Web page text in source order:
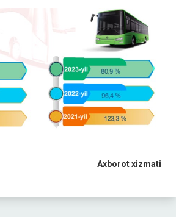
Axborot xizmati